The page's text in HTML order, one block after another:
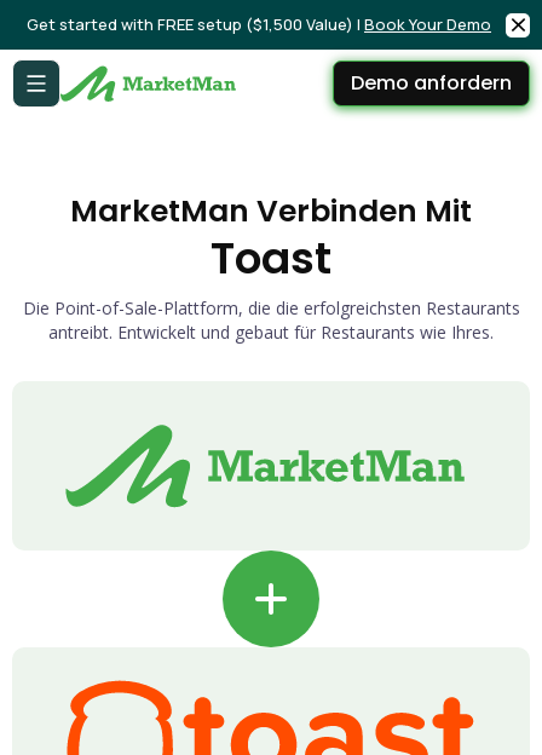
Get started with FREE setup ($1,500 Value) | Book Your Demo
Demo anfordern
MarketMan Verbinden Mit
Toast
Die Point-of-Sale-Plattform, die die erfolgreichsten Restaurants
antreibt. Entwickelt und gebaut für Restaurants wie Ihres.
+